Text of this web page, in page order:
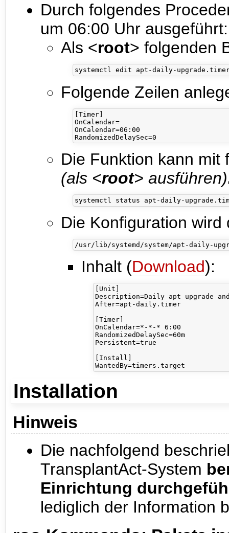
Durch folgendes
um 06:00 Uhr ausgeführt:
Als <root> folgenden
Folgende Zeilen
[Timer]
OnCalendar=
OnCalendar=06:00
Die Funktion kann mit
(als <root> ausführen)
Die Konfiguration
Inhalt (Download):
[Unit]
Description=Daily apt upgrade
After=apt-daily.timer
[Timer]
OnCalendar=*-*-* 6:00
RandomizedDelaySec=60m
Persistent=true
[Install]
Installation
Hinweis
Die nachfolgend
TransplantAct-System
Einrichtung
lediglich der Information